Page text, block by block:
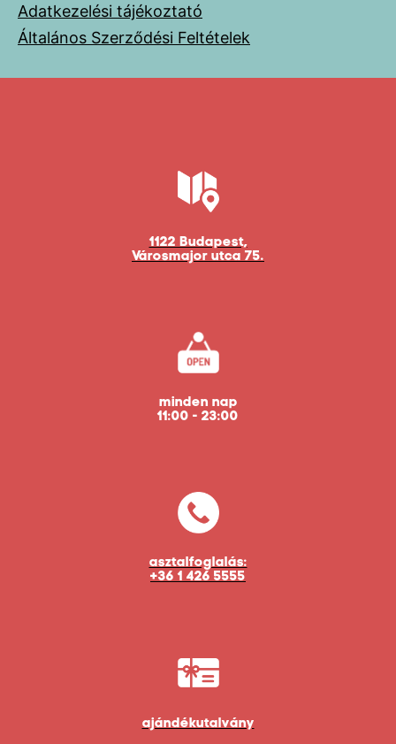
Adatkezelési tájékoztató
Általános Szerződési Feltételek
1122 Budapest,
Városmajor utca 75.
minden nap
11:00 - 23:00
asztalfoglalás:
+36 1 426 5555
ajándékutalvány